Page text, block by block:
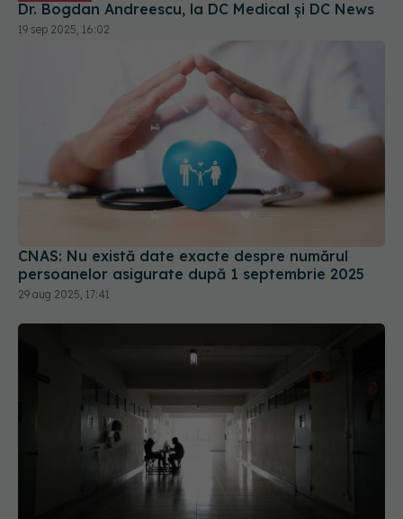
CNAS: Nu există date exacte despre numărul
29 aug 2025, 17:41
Gănescu: Zona rurală este foarte deficitară la